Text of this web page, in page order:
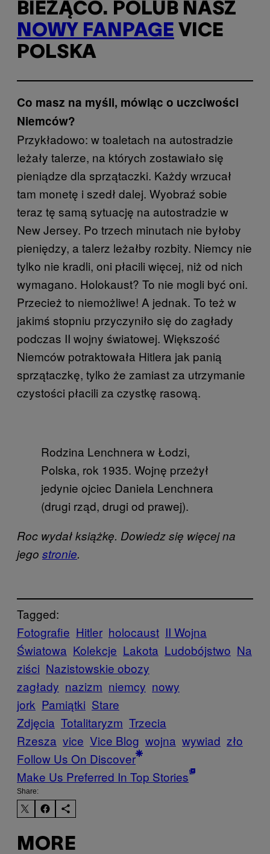
BIEŻĄCO. POLUB NASZ
NOWY FANPAGE VICE
POLSKA
Co masz na myśli, mówiąc o uczciwości
Niemców?
Przykładowo: w toaletach na autostradzie
leżały talerze, na których zostawiało się
pieniądze dla sprzątaczki. Każdy wrzucał
tam monetę i szedł dalej. Wyobraź sobie
teraz tę samą sytuację na autostradzie w
New Jersey. Po trzech minutach nie byłoby
pieniędzy, a talerz leżałby rozbity. Niemcy nie
tylko nie kradli, oni płacili więcej, niż od nich
wymagano. Holokaust? To nie mogli być oni.
Przecież to niemożliwe! A jednak. To też w
jakimś stopniu przyczyniło się do zagłady
podczas II wojny światowej. Większość
Niemców potraktowała Hitlera jak panią
sprzątaczkę, tylko że zamiast za utrzymanie
czystości płacili za czystkę rasową.
Rodzina Lenchnera w Łodzi,
Polska, rok 1935. Wojnę przeżył
jedynie ojciec Daniela Lenchnera
(drugi rząd, drugi od prawej).
Roc wydał książkę. Dowiedz się więcej na
jego stronie.
Tagged:
Fotografie Hitler holocaust II Wojna
Światowa Kolekcje Lakota Ludobójstwo Na
ziści Nazistowskie obozy
zagłady nazizm niemcy nowy
jork Pamiątki Stare
Zdjęcia Totalitaryzm Trzecia
Rzesza vice Vice Blog wojna wywiad zło
Follow Us On Discover
Make Us Preferred In Top Stories
Share:
MORE